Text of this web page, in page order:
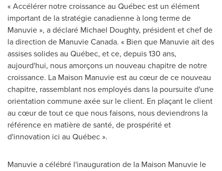
« Accélérer notre croissance au Québec est un élément
important de la stratégie canadienne à long terme de
Manuvie », a déclaré Michael Doughty, président et chef de
la direction de Manuvie Canada. « Bien que Manuvie ait des
assises solides au Québec, et ce, depuis 130 ans,
aujourd'hui, nous amorçons un nouveau chapitre de notre
croissance. La Maison Manuvie est au cœur de ce nouveau
chapitre, rassemblant nos employés dans la poursuite d'une
orientation commune axée sur le client. En plaçant le client
au cœur de tout ce que nous faisons, nous deviendrons la
référence en matière de santé, de prospérité et
d'innovation ici au Québec ».
Manuvie a célébré l'inauguration de la Maison Manuvie le